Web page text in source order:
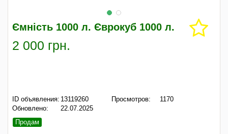
Ємність 1000 л. Єврокуб 1000 л.
2 000 грн.
ID объявления: 13119260
Обновлено:
22.07.2025
Просмотров: 1170
Продам